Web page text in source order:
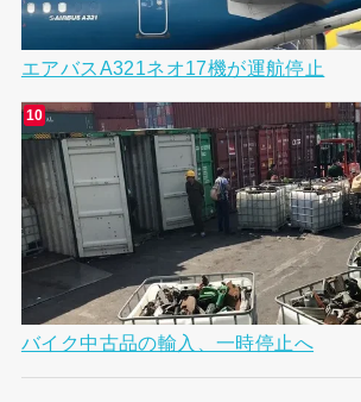
エアバスA321ネオ17機が運航停止
バイク中古品の輸入、一時停止へ